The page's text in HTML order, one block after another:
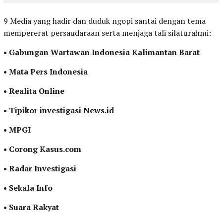
9 Media yang hadir dan duduk ngopi santai dengan tema
mempererat persaudaraan serta menjaga tali silaturahmi:
• Gabungan Wartawan Indonesia Kalimantan Barat
• Mata Pers Indonesia
• Realita Online
• Tipikor investigasi News.id
• MPGI
• Corong Kasus.com
• Radar Investigasi
• Sekala Info
• Suara Rakyat